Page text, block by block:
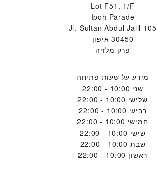
Lot F51, 1/F
Ipoh Parade
105 Jl. Sultan Abdul Jalil
30450 איפון
פרק מלזיה
מידע על שעות פתיחה
שני 10:00 - 22:00
שלישי 10:00 - 22:00
רביעי 10:00 - 22:00
חמישי 10:00 - 22:00
שישי 10:00 - 22:00
שבת 10:00 - 22:00
ראשון 10:00 - 22:00